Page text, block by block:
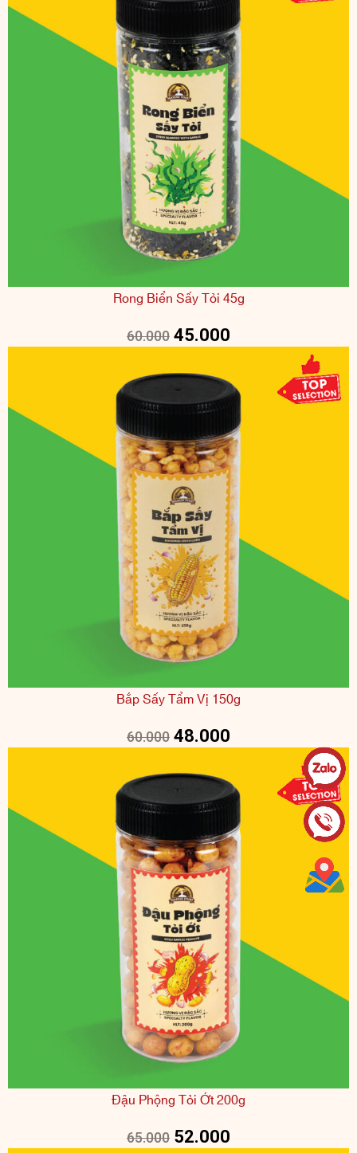
Rong Biển Sấy Tỏi 45g
60.000 45.000
Bắp Sấy Tẩm Vị 150g
60.000 48.000
Đậu Phộng Tỏi Ớt 200g
65.000 52.000